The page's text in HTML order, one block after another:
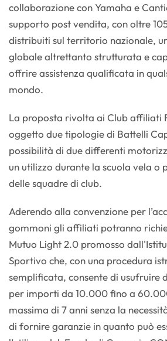
collaborazione con Yamaha e
supporto post vendita, con oltre
distribuiti sul territorio nazionale,
globale altrettanto strutturata e
offrire assistenza qualificata in
mondo.
La proposta rivolta ai Club affiliati
oggetto due tipologie di Battelli
possibilità di due differenti
un utilizzo durante la scuola vela o
delle squadre di club.
Aderendo alla convenzione per
gommoni gli affiliati potranno
Mutuo Light 2.0 promosso
Sportivo che, con una procedura
semplificata, consente di usufruire
per importi da 10.000 fino a
massima di 7 anni senza la
di fornire garanzie in quanto può